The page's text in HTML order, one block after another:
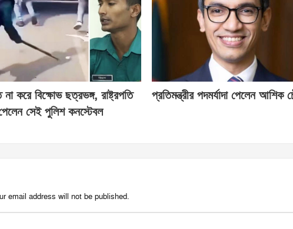
করে বিক্ষোভ ছত্রভঙ্গ, রাষ্ট্রপতি
সেই পুলিশ কনস্টেবল
প্রতিমন্ত্রীর পদমর্যাদা পেলেন আশিক
email address will not be published.